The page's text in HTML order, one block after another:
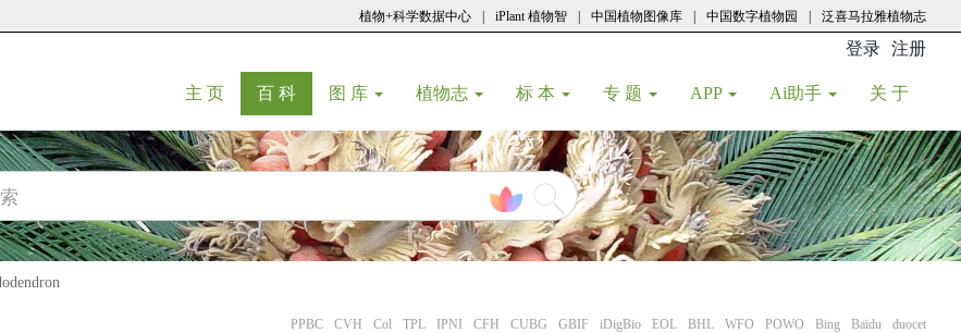
植物+科学数据中心 iPlant 植物智 中国植物图像库 中国数字植物园 泛喜马拉雅植物志
登录 注册
主 页(current)
百 科(current)
图 库 植物志 标 本 专 题 APP Ai助手 关 于
PPBC CVH Col TPL IPNI CFH CUBG GBIF iDigBio EOL BHL WFO POWO Bing Baidu duocet